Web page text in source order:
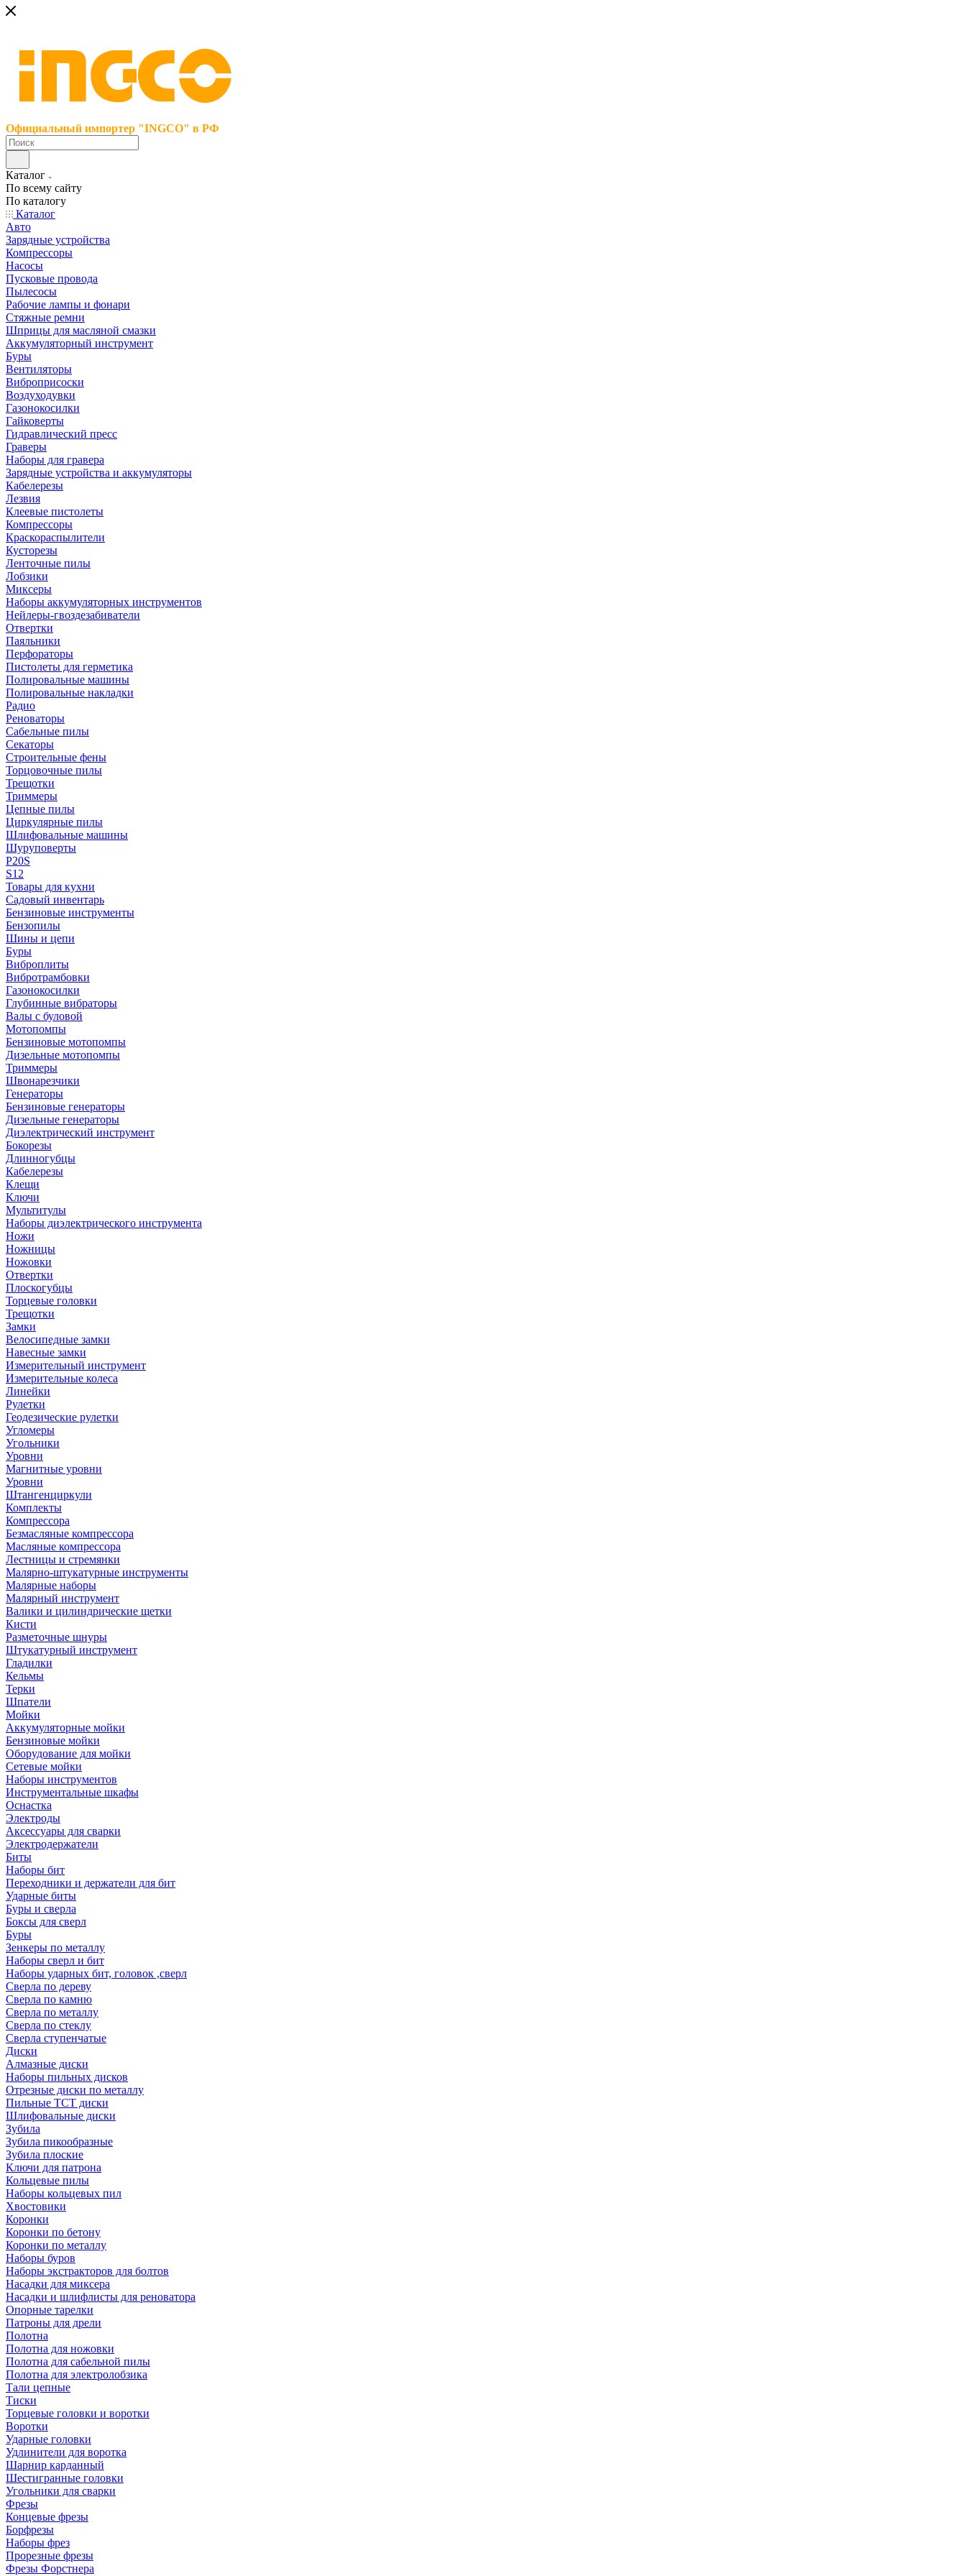
Официальный импортер "INGCO" в РФ
Каталог
По всему сайту
По каталогу
Каталог
Авто
Зарядные устройства
Компрессоры
Насосы
Пусковые провода
Пылесосы
Рабочие лампы и фонари
Стяжные ремни
Шприцы для масляной смазки
Аккумуляторный инструмент
Буры
Вентиляторы
Виброприсоски
Воздуходувки
Газонокосилки
Гайковерты
Гидравлический пресс
Граверы
Наборы для гравера
Зарядные устройства и аккумуляторы
Кабелерезы
Лезвия
Клеевые пистолеты
Компрессоры
Краскораспылители
Кусторезы
Ленточные пилы
Лобзики
Миксеры
Наборы аккумуляторных инструментов
Нейлеры-гвоздезабиватели
Отвертки
Паяльники
Перфораторы
Пистолеты для герметика
Полировальные машины
Полировальные накладки
Радио
Реноваторы
Сабельные пилы
Секаторы
Строительные фены
Торцовочные пилы
Трещотки
Триммеры
Цепные пилы
Циркулярные пилы
Шлифовальные машины
Шуруповерты
P20S
S12
Товары для кухни
Садовый инвентарь
Бензиновые инструменты
Бензопилы
Шины и цепи
Буры
Виброплиты
Вибротрамбовки
Газонокосилки
Глубинные вибраторы
Валы с буловой
Мотопомпы
Бензиновые мотопомпы
Дизельные мотопомпы
Триммеры
Швонарезчики
Генераторы
Бензиновые генераторы
Дизельные генераторы
Диэлектрический инструмент
Бокорезы
Длинногубцы
Кабелерезы
Клещи
Ключи
Мультитулы
Наборы диэлектрического инструмента
Ножи
Ножницы
Ножовки
Отвертки
Плоскогубцы
Торцевые головки
Трещотки
Замки
Велосипедные замки
Навесные замки
Измерительный инструмент
Измерительные колеса
Линейки
Рулетки
Геодезические рулетки
Угломеры
Угольники
Уровни
Магнитные уровни
Уровни
Штангенциркули
Комплекты
Компрессора
Безмасляные компрессора
Масляные компрессора
Лестницы и стремянки
Малярно-штукатурные инструменты
Малярные наборы
Малярный инструмент
Валики и цилиндрические щетки
Кисти
Разметочные шнуры
Штукатурный инструмент
Гладилки
Кельмы
Терки
Шпатели
Мойки
Аккумуляторные мойки
Бензиновые мойки
Оборудование для мойки
Сетевые мойки
Наборы инструментов
Инструментальные шкафы
Оснастка
Электроды
Аксессуары для сварки
Электродержатели
Биты
Наборы бит
Переходники и держатели для бит
Ударные биты
Буры и сверла
Боксы для сверл
Буры
Зенкеры по металлу
Наборы сверл и бит
Наборы ударных бит, головок ,сверл
Сверла по дереву
Сверла по камню
Сверла по металлу
Сверла по стеклу
Сверла ступенчатые
Диски
Алмазные диски
Наборы пильных дисков
Отрезные диски по металлу
Пильные TCT диски
Шлифовальные диски
Зубила
Зубила пикообразные
Зубила плоские
Ключи для патрона
Кольцевые пилы
Наборы кольцевых пил
Хвостовики
Коронки
Коронки по бетону
Коронки по металлу
Наборы буров
Наборы экстракторов для болтов
Насадки для миксера
Насадки и шлифлисты для реноватора
Опорные тарелки
Патроны для дрели
Полотна
Полотна для ножовки
Полотна для сабельной пилы
Полотна для электролобзика
Тали цепные
Тиски
Торцевые головки и воротки
Воротки
Ударные головки
Удлинители для воротка
Шарнир карданный
Шестигранные головки
Угольники для сварки
Фрезы
Концевые фрезы
Борфрезы
Наборы фрез
Прорезные фрезы
Фрезы Форстнера